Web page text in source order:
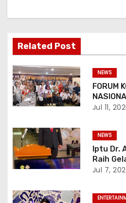
p
o
sRelated Post
NEWS
FORUM
Dukung
Jul 11,
NEWS
Iptu Dr.
Raih
Sidang
Jul 7,